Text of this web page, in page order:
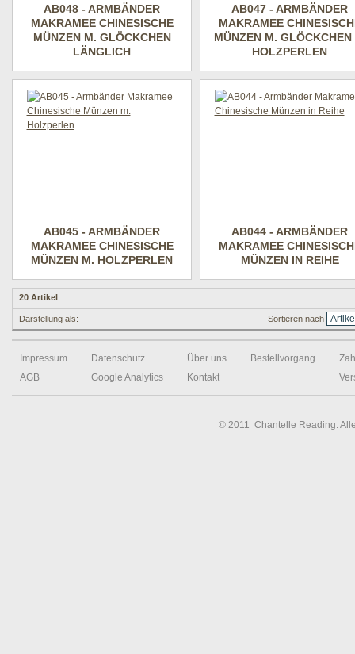
AB048 - ARMBÄNDER
MAKRAMEE CHINESISCHE
MÜNZEN M. GLÖCKCHEN
LÄNGLICH
AB047 - ARMBÄNDER
MAKRAMEE
MÜNZEN M. GLÖCKCHEN
HOLZPERLEN
AB045 - ARMBÄNDER
MAKRAMEE CHINESISCHE
MÜNZEN M. HOLZPERLEN
AB044 - ARMBÄNDER
MAKRAMEE
MÜNZEN IN REIHE
20 Artikel
Darstellung als: Sortieren nach
Impressum
AGB
Datenschutz
Google Analytics
Über uns
Kontakt
Bestellvorgang
© 2011 Chantelle Reading.